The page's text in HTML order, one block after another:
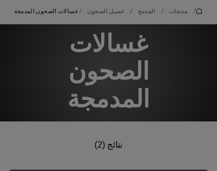
/ منتجات / المدمج / غسيل الصحون / غسالات الصحون المدمجة
غسالات
الصحون
المدمجة
نتائج (2)